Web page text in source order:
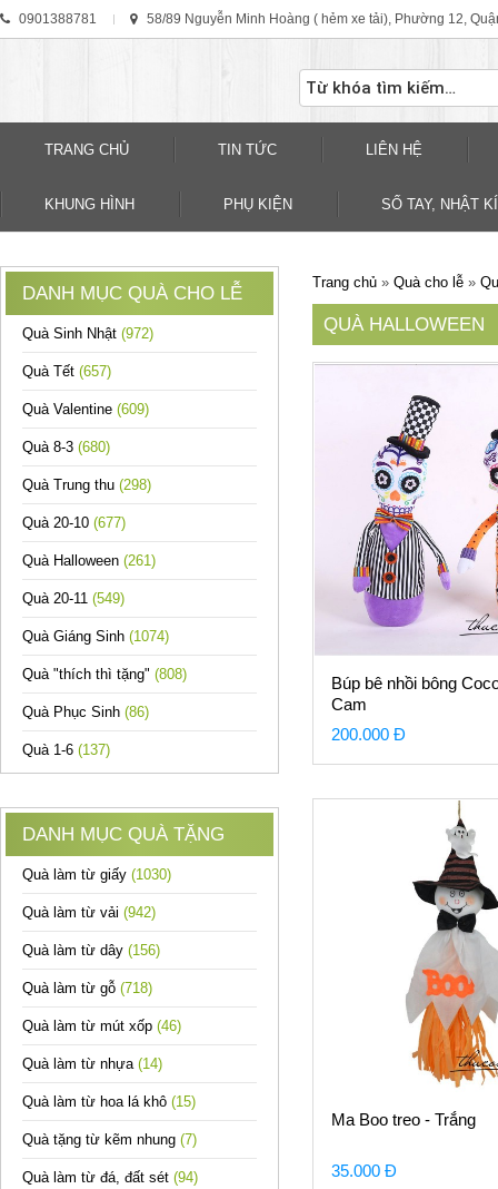
0901388781 58/89 Nguyễn Minh Hoàng ( hẻm xe tải), Phường 12,
TRANG CHỦ TIN TỨC LIÊN HỆ
KHUNG HÌNH PHỤ KIỆN SỐ TAY, NHẬT KÍ
DANH MỤC QUÀ CHO LỄ
Quà Sinh Nhật (972)
Quà Tết (657)
Quà Valentine (609)
Quà 8-3 (680)
Quà Trung thu (298)
Quà 20-10 (677)
Quà Halloween (261)
Quà 20-11 (549)
Quà Giáng Sinh (1074)
Quà "thích thì tặng" (808)
Quà Phục Sinh (86)
Quà 1-6 (137)
DANH MỤC QUÀ TẶNG
Quà làm từ giấy (1030)
Quà làm từ vải (942)
Quà làm từ dây (156)
Quà làm từ gỗ (718)
Quà làm từ mút xốp (46)
Quà làm từ nhựa (14)
Quà làm từ hoa lá khô (15)
Quà tặng từ kẽm nhung (7)
Quà làm từ đá, đất sét (94)
Trang chủ» Quà cho lễ»
QUÀ HALLOWEEN
Búp bê nhồi bông
Cam
200.000 Đ
Ma Boo treo - Trắng
35.000 Đ